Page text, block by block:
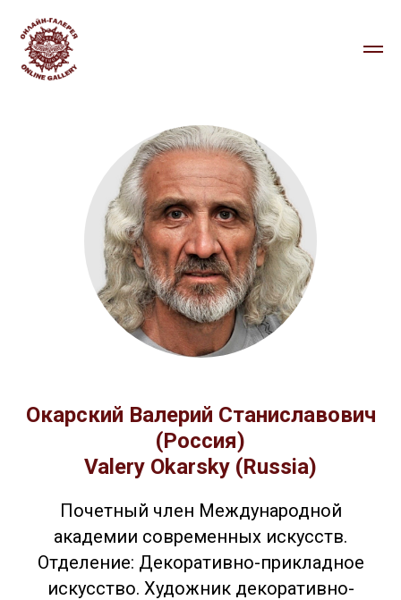
Окарский Валерий Станиславович
(Россия)
Valery Okarsky (Russia)
Почетный член Международной
академии современных искусств.
Отделение: Декоративно-прикладное
искусство. Художник декоративно-